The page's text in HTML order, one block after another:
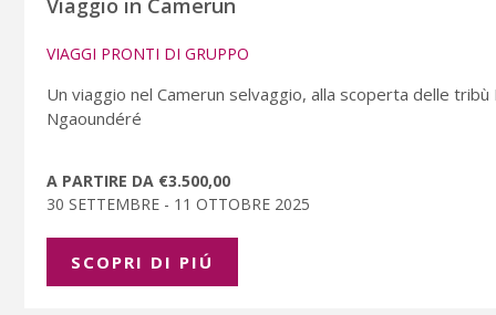
Viaggio in Camerun
VIAGGI PRONTI DI GRUPPO
Un viaggio nel Camerun selvaggio, alla scoperta delle
Ngaoundéré
A PARTIRE DA €3.500,00
30 SETTEMBRE - 11 OTTOBRE 2025
SCOPRI DI PIÚ